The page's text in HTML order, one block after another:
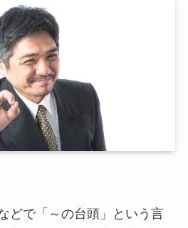
どで「～の台頭」という言